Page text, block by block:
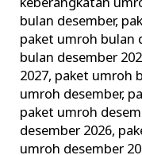
keberangkatan
bulan desember,
paket umroh bulan
bulan desember
2027, paket umroh
umroh desember,
paket umroh
desember 2026,
umroh desember